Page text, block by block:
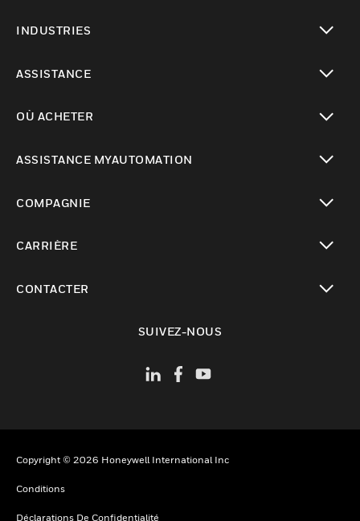
INDUSTRIES
ASSISTANCE
OÙ ACHETER
ASSISTANCE MYAUTOMATION
COMPAGNIE
CARRIÈRE
CONTACTER
SUIVEZ-NOUS
Copyright © 2026 Honeywell International Inc
Conditions
Déclarations De Confidentialité